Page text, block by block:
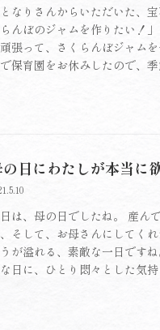
なりさんからいただいた、
んぼのジャムを作りたい！
張って、さくらんぼジャム
保育園をお休みしたので、
日にわたしが本当に
は、母の日でしたね。 産ん
そして、お母さんにしてく
が溢れる、素敵な一日です
日に、ひとり悶々とした気